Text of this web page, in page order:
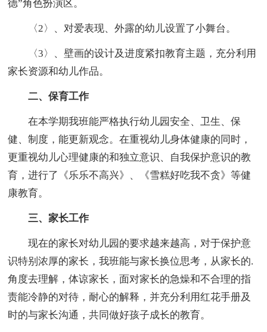
德”角色扮演区。
〈2〉、对爱表现、外露的幼儿设置了小舞台。
〈3〉、壁画的设计及进度紧扣教育主题，充分利用
家长资源和幼儿作品。
二、保育工作
在本学期我班能严格执行幼儿园安全、卫生、保
健、制度，能更新观念。在重视幼儿身体健康的同时，
更重视幼儿心理健康的和独立意识、自我保护意识的教
育，进行了《乐乐不高兴》、《雪糕好吃我不贪》等健
康教育。
三、家长工作
现在的家长对幼儿园的要求越来越高，对于保护意
识特别浓厚的家长，我班能与家长换位思考，从家长的.
角度去理解，体谅家长，面对家长的急燥和不合理的指
责能冷静的对待，耐心的解释，并充分利用红花手册及
时的与家长沟通，共同做好孩子成长的教育。